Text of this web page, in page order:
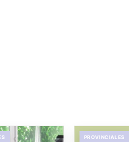
PROVINCIALES